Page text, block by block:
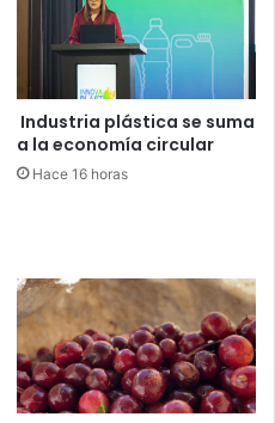
Industria plástica se suma
a la economía circular
Hace 16 horas